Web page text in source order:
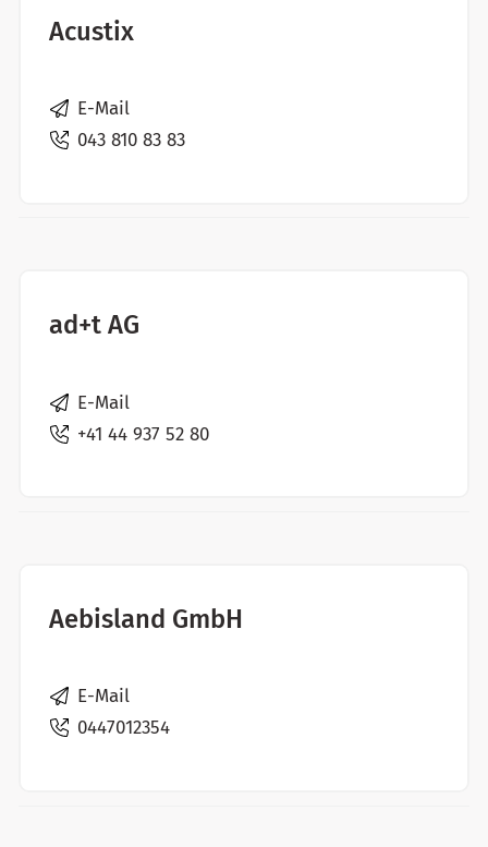
Acustix
E-Mail
043 810 83 83
ad+t AG
E-Mail
+41 44 937 52 80
Aebisland GmbH
E-Mail
0447012354